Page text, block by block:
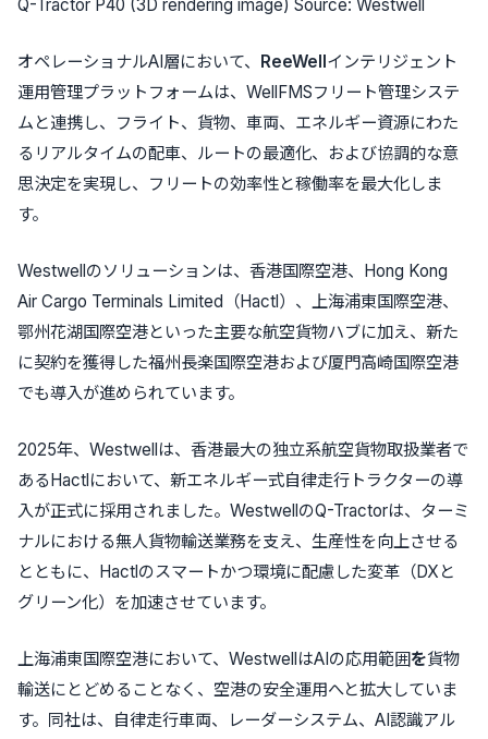
Q-Tractor P40 (3D rendering image) Source: Westwell
オペレーショナルAI層において、 ReeWell インテリジェント
運用管理プラットフォームは、WellFMSフリート管理システ
ムと連携し、フライト、貨物、車両、エネルギー資源にわた
るリアルタイムの配車、ルートの最適化、および協調的な意
思決定を実現し、フリートの効率性と稼働率を最大化しま
す。
Westwellのソリューションは、香港国際空港、Hong Kong
Air Cargo Terminals Limited（Hactl）、上海浦東国際空港、
鄂州花湖国際空港といった主要な航空貨物ハブに加え、新た
に契約を獲得した福州長楽国際空港および厦門高崎国際空港
でも導入が進められています。
2025年、Westwellは、香港最大の独立系航空貨物取扱業者で
あるHactlにおいて、新エネルギー式自律走行トラクターの導
入が正式に採用されました。WestwellのQ-Tractorは、ターミ
ナルにおける無人貨物輸送業務を支え、生産性を向上させる
とともに、Hactlのスマートかつ環境に配慮した変革（DXと
グリーン化）を加速させています。
上海浦東国際空港において、WestwellはAIの応用範囲を貨物
輸送にとどめることなく、空港の安全運用へと拡大していま
す。同社は、自律走行車両、レーダーシステム、AI認識アル